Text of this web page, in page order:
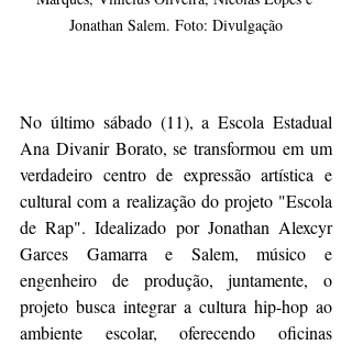
Jonathan Salem. Foto: Divulgação
No último sábado (11), a Escola Estadual
Ana Divanir Borato, se transformou em um
verdadeiro centro de expressão artística e
cultural com a realização do projeto "Escola
de Rap". Idealizado por Jonathan Alexcyr
Garces Gamarra e Salem, músico e
engenheiro de produção, juntamente, o
projeto busca integrar a cultura hip-hop ao
ambiente escolar, oferecendo oficinas